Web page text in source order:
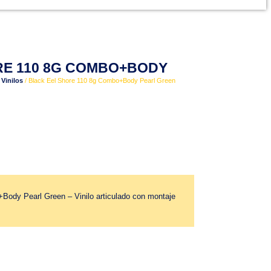
110 8G COMBO+BODY
Vinilos / Black Eel Shore 110 8g Combo+Body Pearl Green
Pearl Green – Vinilo articulado con montaje